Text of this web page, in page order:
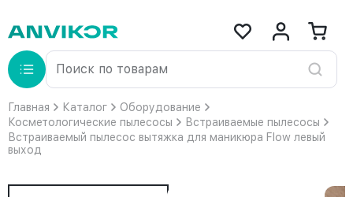
Главная Каталог
Оборудование
Косметологические пылесосы
Встраиваемые пылесосы
Встраиваемый пылесос вытяжка для маникюра Flow левый
выход